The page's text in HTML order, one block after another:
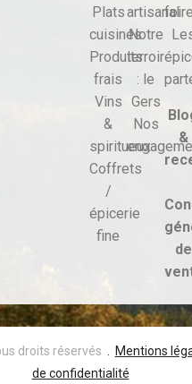
Plats
cuisinés
Produits
frais
Vins
&
spiritueux
Coffrets
/
épicerie
fine
artisanal
Notre
terroir
: le
Gers
Nos
&
de
droits réservés . Mentions
de confidentialité